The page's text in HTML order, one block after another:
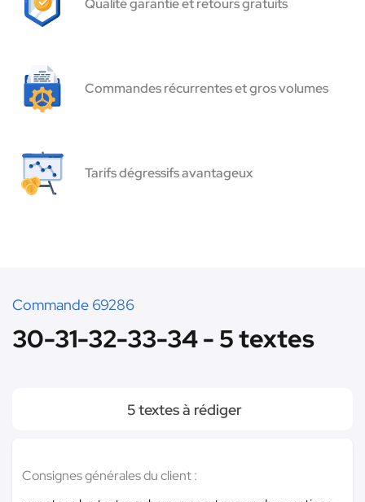
Qualité garantie et retours gratuits
Commandes récurrentes et gros volumes
Tarifs dégressifs avantageux
Commande 69286
30-31-32-33-34 - 5 textes
5 textes à rédiger
Consignes générales du client :